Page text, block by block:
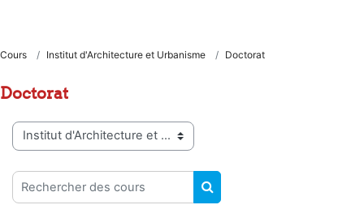
Cours Institut d'Architecture et Urbanisme Doctorat
Doctorat
Catégories de cours
Rechercher des cours
RECHERCHER DES